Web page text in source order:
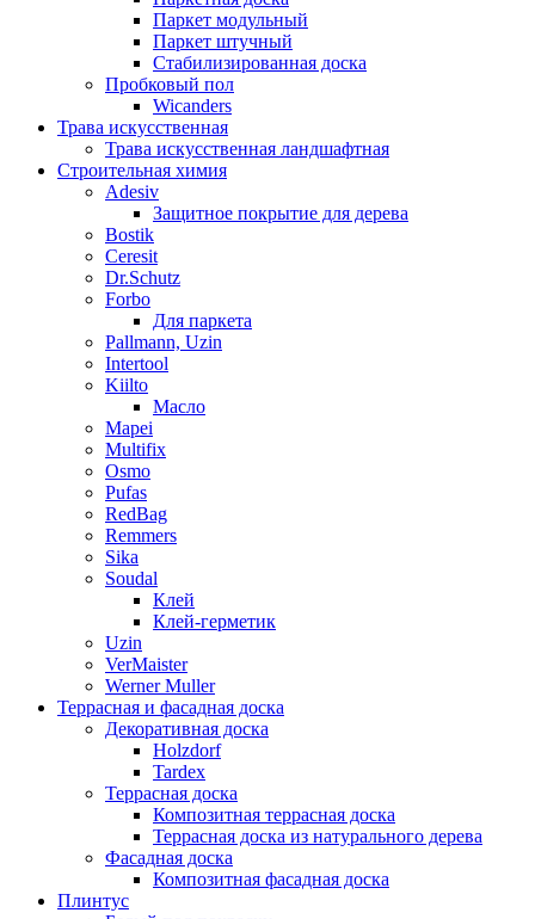
Паркет модульный
Паркет штучный
Стабилизированная доска
Пробковый пол
Wicanders
Трава искусственная
Трава искусственная ландшафтная
Строительная химия
Adesiv
Защитное покрытие для дерева
Bostik
Ceresit
Dr.Schutz
Forbo
Для паркета
Pallmann, Uzin
Intertool
Kiilto
Масло
Mapei
Multifix
Osmo
Pufas
RedBag
Remmers
Sika
Soudal
Клей
Клей-герметик
Uzin
VerMaister
Werner Muller
Террасная и фасадная доска
Декоративная доска
Holzdorf
Tardex
Террасная доска
Композитная террасная доска
Террасная доска из натурального дерева
Фасадная доска
Композитная фасадная доска
Плинтус